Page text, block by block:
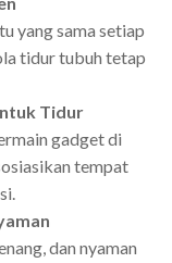
yang sama setiap
tidur tubuh tetap
Tidur
gadget di
tempat
dan nyaman